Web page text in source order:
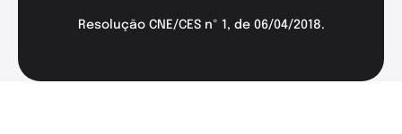
Resolução CNE/CES nº 1, de 06/04/2018.